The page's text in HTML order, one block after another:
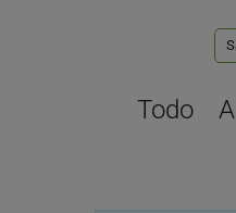
Todo A